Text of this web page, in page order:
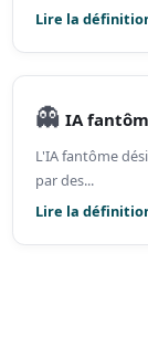
Lire la
👻 IA
L'IA fantôme
par des...
Lire la